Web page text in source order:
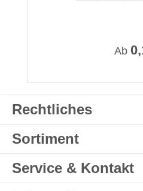
Ab
Rechtliches
Sortiment
Service & Kontakt